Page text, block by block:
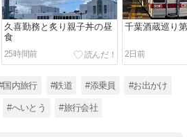
久喜勤務と炙り親子丼の昼
食
25時間前
千葉酒蔵巡り
2日前
国内旅行 #鉄道 #添乗員 #お出かけ
#へいとう #旅行会社